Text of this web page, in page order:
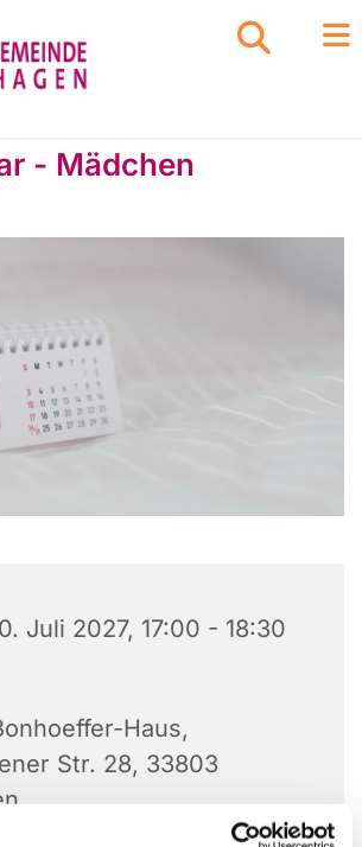
- Mädchen
Juli 2027, 17:00 - 18:30
Haus,
Str. 28, 33803